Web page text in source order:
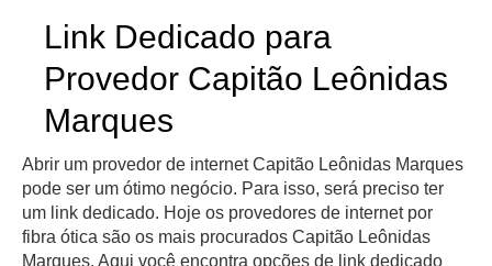
Link Dedicado para
Provedor Capitão Leônidas
Marques
Abrir um provedor de internet Capitão Leônidas Marques
pode ser um ótimo negócio. Para isso, será preciso ter
um link dedicado. Hoje os provedores de internet por
fibra ótica são os mais procurados Capitão Leônidas
Marques. Aqui você encontra opções de link dedicado